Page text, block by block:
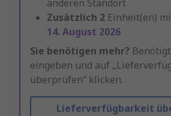
anderen Standort
Zusätzlich 2 Einheit(en)
14. August 2026
Sie benötigen mehr?
eingeben und auf
überprüfen“ klicken.
Lieferverfügbarkeit